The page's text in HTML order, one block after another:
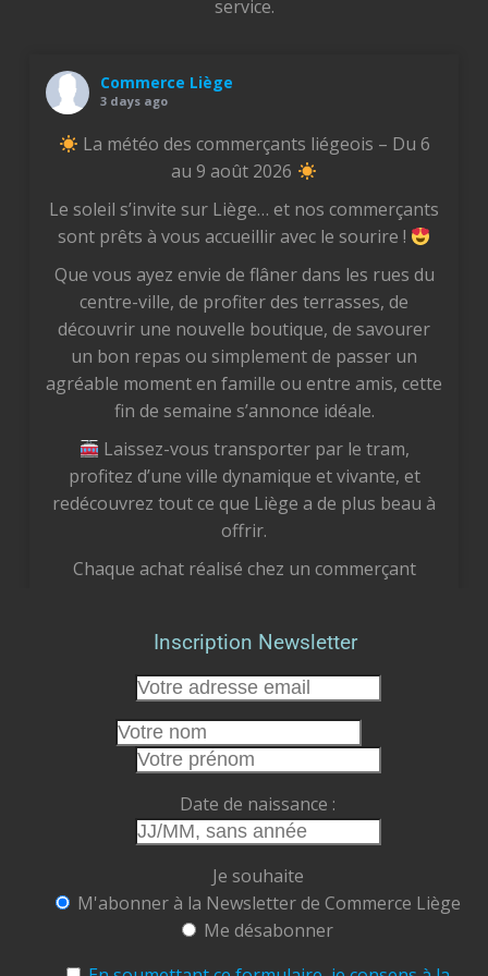
service.
Commerce Liège
3 days ago
La météo des commerçants liégeois – Du 6
au 9 août 2026
Le soleil s’invite sur Liège… et nos commerçants
sont prêts à vous accueillir avec le sourire !
Que vous ayez envie de flâner dans les rues du
centre-ville, de profiter des terrasses, de
découvrir une nouvelle boutique, de savourer
un bon repas ou simplement de passer un
agréable moment en famille ou entre amis, cette
fin de semaine s’annonce idéale.
Laissez-vous transporter par le tram,
profitez d’une ville dynamique et vivante, et
redécouvrez tout ce que Liège a de plus beau à
offrir.
Chaque achat réalisé chez un commerçant
des hommes passionnés, vous préservez des
emplois et vous participez à faire vivre le cœur
de notre cité.
Cet été, faisons le choix de la proximité.
Faisons vivre nos commerces.
Faisons rayonner Liège.
Commerce Liège ASBL
Ensemble, soutenons, valorisons et faisons
grandir notre ville.
#CommerceLiège #AchetezLocal #Liège
Inscription Newsletter
Date de naissance :
Je souhaite
M'abonner à la Newsletter de Commerce Liège
Me désabonner